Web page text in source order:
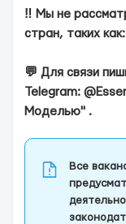
‼️ Мы не
стран, таких
💬 Для связи
Telegram:
Моделью" .
Все